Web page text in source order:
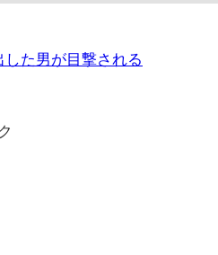
た男が目撃される